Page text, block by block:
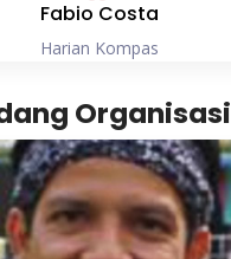
Fabio Costa
Harian Kompas
Organisasi